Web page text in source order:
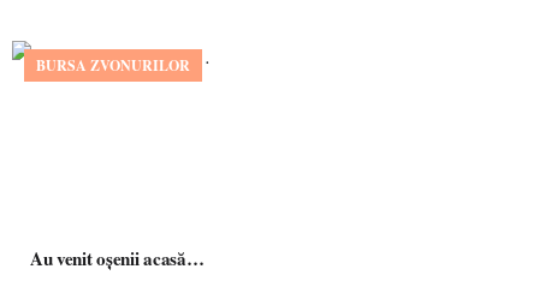
BURSA ZVONURILOR
Au venit oșenii acasă…